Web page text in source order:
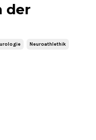
der
Neuroathlethik